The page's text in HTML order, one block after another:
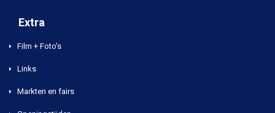
Extra
Film + Foto's
Links
Markten en fairs